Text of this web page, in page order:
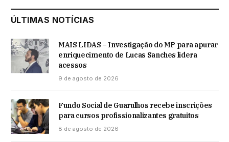
ÚLTIMAS NOTÍCIAS
MAIS LIDAS – Investigação do MP para apurar
enriquecimento de Lucas Sanches lidera
acessos
9 de agosto de 2026
Fundo Social de Guarulhos recebe inscrições
para cursos profissionalizantes gratuitos
8 de agosto de 2026